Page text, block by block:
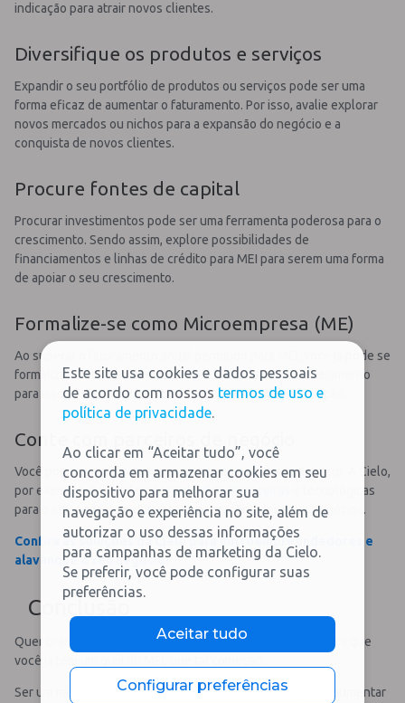
indicação para atrair novos clientes.
Diversifique os produtos e serviços
Expandir o seu portfólio de produtos ou serviços pode ser uma
forma eficaz de aumentar o faturamento. Por isso, avalie explorar
novos mercados ou nichos para a expansão do negócio e a
conquista de novos clientes.
Procure fontes de capital
Procurar investimentos pode ser uma ferramenta poderosa para o
crescimento. Sendo assim, explore possibilidades de
financiamentos e linhas de crédito para MEI para serem uma forma
de apoiar o seu crescimento.
Formalize-se como Microempresa (ME)
Ao superar o faturamento anual permitido para MEI, você já pode se
formalizar como Microempresa (ME). Mas faça um planejamento
para isso, já que você terá novas oportunidades de atuação.
Conte com parceiros de negócio
Você pode contar com outros parceiros para o seu negócio. A Cielo,
por exemplo, pode oferecer soluções financeiras
e tecnológicas
para o seu negócio e otimizar as operações dos seus negócios.
Confira as soluções da Cielo para microempreendedores e
alavanque o seu negócio!
Conclusão
Quer tirar o sonho do papel de ter o próprio negócio? Agora que
você já tem um guia do MEI, que tal começar?
Ser um microempreendedor é uma porta de entrada para aumentar
Este site usa cookies e dados pessoais
de acordo com nossos termos de uso e
política de privacidade.
Ao clicar em “Aceitar tudo”, você
concorda em armazenar cookies em seu
dispositivo para melhorar sua
navegação e experiência no site, além de
autorizar o uso dessas informações
para campanhas de marketing da Cielo.
Se preferir, você pode configurar suas
preferências.
Aceitar tudo
Configurar preferências